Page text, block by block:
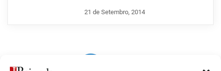
21 de Setembro, 2014